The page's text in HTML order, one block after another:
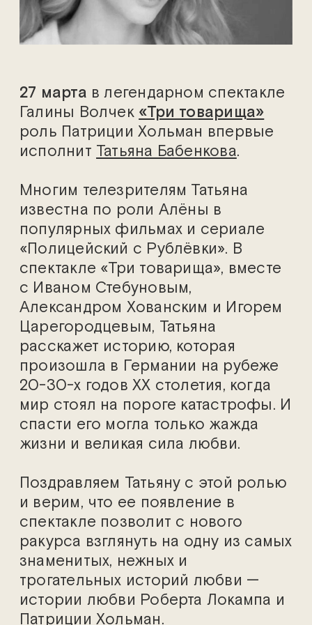
27 марта в легендарном спектакле
Галины Волчек «Три товарища»
роль Патриции Хольман впервые
исполнит Татьяна Бабенкова.
Многим телезрителям Татьяна
известна по роли Алёны в
популярных фильмах и сериале
«Полицейский с Рублёвки». В
спектакле «Три товарища», вместе
с Иваном Стебуновым,
Александром Хованским и Игорем
Царегородцевым, Татьяна
расскажет историю, которая
произошла в Германии на рубеже
20-30-х годов ХХ столетия, когда
мир стоял на пороге катастрофы. И
спасти его могла только жажда
жизни и великая сила любви.
Поздравляем Татьяну с этой ролью
и верим, что ее появление в
спектакле позволит с нового
ракурса взглянуть на одну из самых
знаменитых, нежных и
трогательных историй любви —
истории любви Роберта Локампа и
Патриции Хольман.